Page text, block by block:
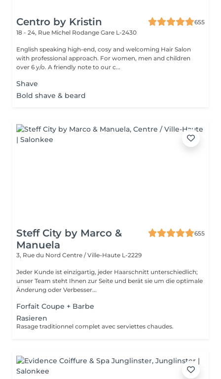
Centro by Kristin
655
18 - 24, Rue Michel Rodange Gare L-2430
English speaking high-end, cosy and welcoming Hair Salon
with professional approach. For women, men and children
over 6 y/o. A friendly note to our c...
Shave
Bold shave & beard
Steff City by Marco &
Manuela
655
3, Rue du Nord Centre / Ville-Haute L-2229
Jeder Kunde ist einzigartig, jeder Haarschnitt unterschiedlich;
unser Team steht Ihnen zur Seite und berät sie um die optimale
Änderung oder Verbesser...
Forfait Coupe + Barbe
Rasieren
Rasage traditionnel complet avec serviettes chaudes.